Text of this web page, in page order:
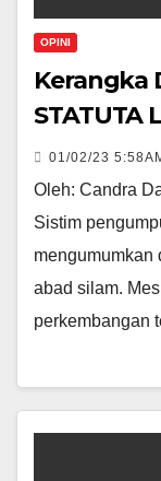
OPINI
Kerangka
STATUTA
01/02/23
Oleh: Candra
Sistim
mengumumkan
abad silam.
perkembangan